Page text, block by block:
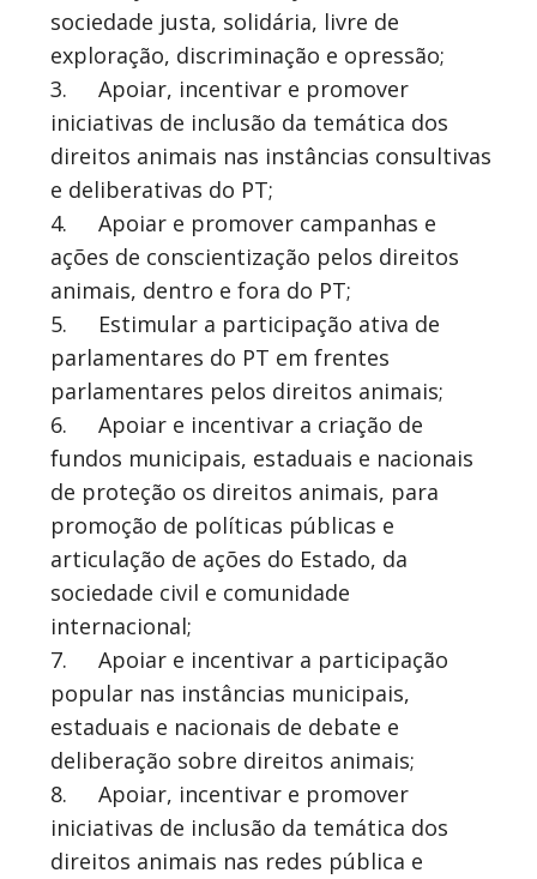
sociedade justa, solidária, livre de
exploração, discriminação e opressão;
3.
Apoiar, incentivar e promover
iniciativas de inclusão da temática dos
direitos animais nas instâncias consultivas
e deliberativas do PT;
4.
Apoiar e promover campanhas e
ações de conscientização pelos direitos
animais, dentro e fora do PT;
5.
Estimular a participação ativa de
parlamentares do PT em frentes
parlamentares pelos direitos animais;
6.
Apoiar e incentivar a criação de
fundos municipais, estaduais e nacionais
de proteção os direitos animais, para
promoção de políticas públicas e
articulação de ações do Estado, da
sociedade civil e comunidade
internacional;
7.
Apoiar e incentivar a participação
popular nas instâncias municipais,
estaduais e nacionais de debate e
deliberação sobre direitos animais;
8.
Apoiar, incentivar e promover
iniciativas de inclusão da temática dos
direitos animais nas redes pública e